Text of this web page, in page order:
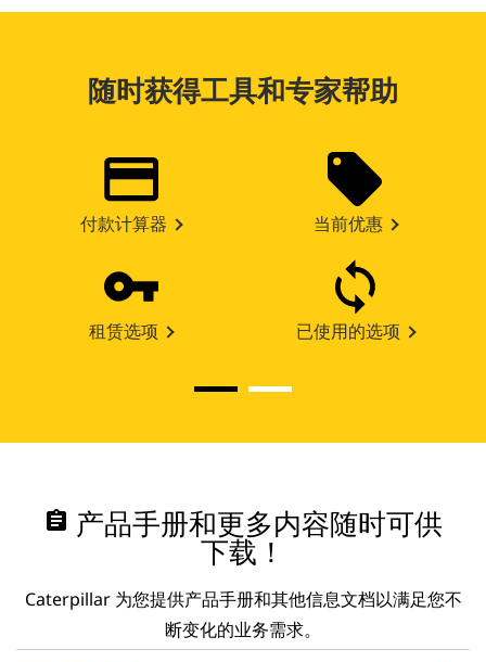
随时获得工具和专家帮助
付款计算器 当前优惠
租赁选项 已使用的选项
assignment 产品手册和更多内容随时可供
下载！
Caterpillar 为您提供产品手册和其他信息文档以满足您不
断变化的业务需求。